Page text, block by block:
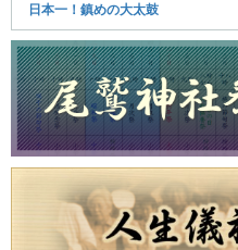
日本一！鎮めの大太鼓